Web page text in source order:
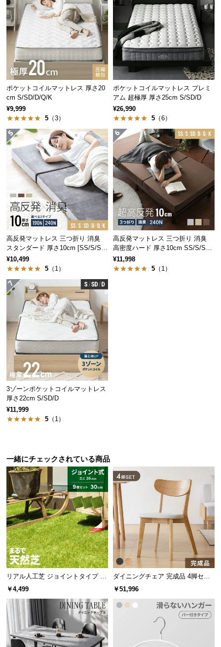
設
置
サ
ー
ビ
ス
つ
い
て
搬
経
路
つ
い
て
返
キ
ン
ル
に
つ
い
て
保
証
に
つ
会
員
規
約
に
つ
い
て
お
客
様
サ
ポ
ト
ポケットコイルマットレス 厚さ20
cm S/SD/D/Q/K
¥9,999
5 （3）
ポケットコイルマットレス プレミ
アム 超極厚 厚さ25cm S/SD/D
¥26,990
5 （6）
高反発マットレス 三つ折り 消臭
スタンダード 厚さ10cm [SS/S/SD/
D/Q/K]
¥10,499
5 （1）
高反発マットレス 三つ折り 消臭
高密度ハード 厚さ10cm SS/S/SD/
D/Q/K
¥11,998
5 （1）
3ゾーンポケットコイルマットレス
厚さ22cm S/SD/D
¥11,999
5 （1）
一緒にチェックされている商品
リアル人工芝 ジョイントタイプ 30
cm 9枚 芝丈35mm
￥4,499
ダイニングチェア 完成品 4脚セッ
ト
￥51,996